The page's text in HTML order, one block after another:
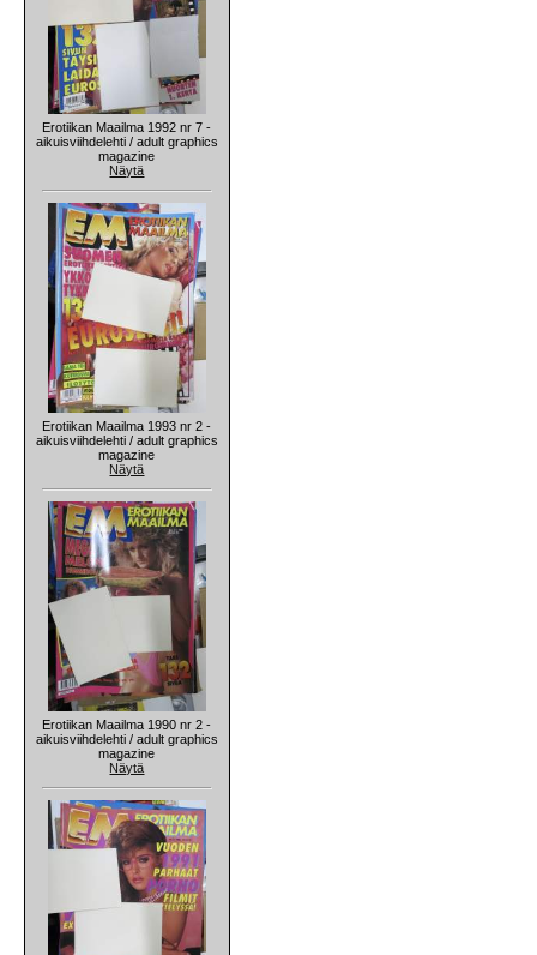
Erotiikan Maailma 1992 nr 7 -
aikuisviihdelehti / adult graphics
magazine
Näytä
Erotiikan Maailma 1993 nr 2 -
aikuisviihdelehti / adult graphics
magazine
Näytä
Erotiikan Maailma 1990 nr 2 -
aikuisviihdelehti / adult graphics
magazine
Näytä